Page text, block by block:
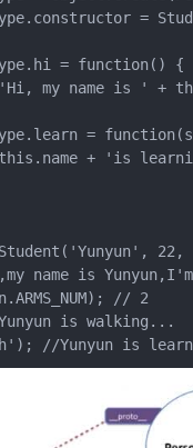
=
= function() {
my name is ' +
=
+ 'is
name is
// 2     //我
is walking...
//Yunyun is